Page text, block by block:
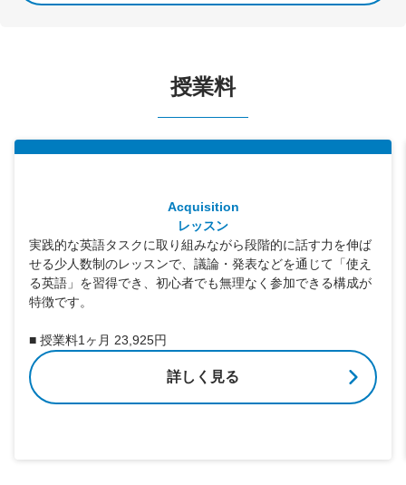
授業料
Acquisition
レッスン
実践的な英語タスクに取り組みながら段階的に話す力を伸ば
せる少人数制のレッスンで、議論・発表などを通じて「使え
る英語」を習得でき、初心者でも無理なく参加できる構成が
特徴です。
■ 授業料1ヶ月 23,925円
詳しく見る